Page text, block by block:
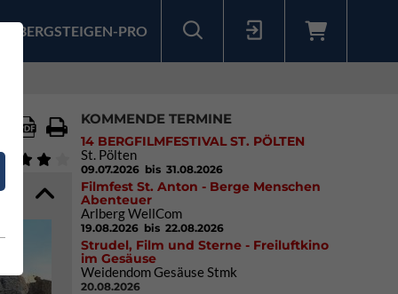
BERGSTEIGEN-PRO
KOMMENDE TERMINE
14 BERGFILMFESTIVAL ST. PÖLTEN
St. Pölten
09.07.2026 bis 31.08.2026
Filmfest St. Anton - Berge Menschen
Abenteuer
Arlberg WellCom
19.08.2026 bis 22.08.2026
Strudel, Film und Sterne - Freiluftkino
im Gesäuse
Weidendom Gesäuse Stmk
20.08.2026